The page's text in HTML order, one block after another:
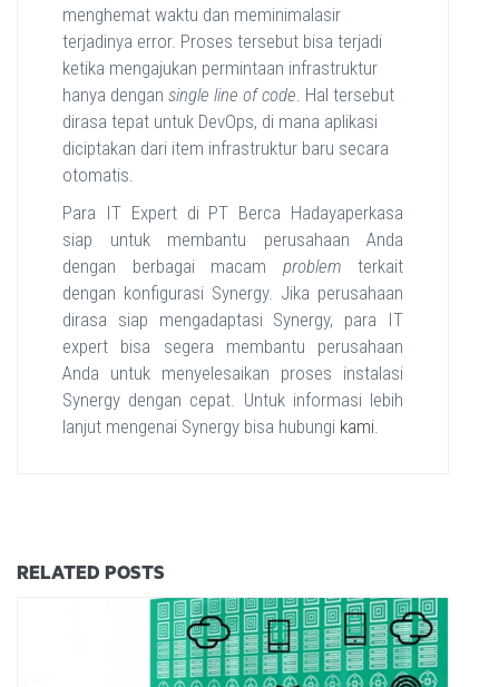
menghemat waktu dan meminimalasir
terjadinya error. Proses tersebut bisa terjadi
ketika mengajukan permintaan infrastruktur
hanya dengan single line of code. Hal tersebut
dirasa tepat untuk DevOps, di mana aplikasi
diciptakan dari item infrastruktur baru secara
otomatis.
Para IT Expert di PT Berca Hadayaperkasa
siap untuk membantu perusahaan Anda
dengan berbagai macam problem terkait
dengan konfigurasi Synergy. Jika perusahaan
dirasa siap mengadaptasi Synergy, para IT
expert bisa segera membantu perusahaan
Anda untuk menyelesaikan proses instalasi
Synergy dengan cepat. Untuk informasi lebih
lanjut mengenai Synergy bisa hubungi kami.
RELATED POSTS